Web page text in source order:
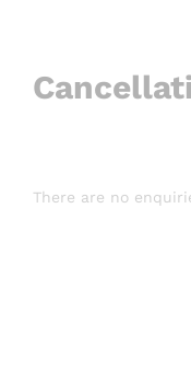
There are no